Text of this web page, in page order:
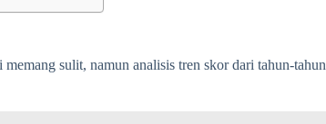
memang sulit, namun analisis tren skor dari tahun-tahun